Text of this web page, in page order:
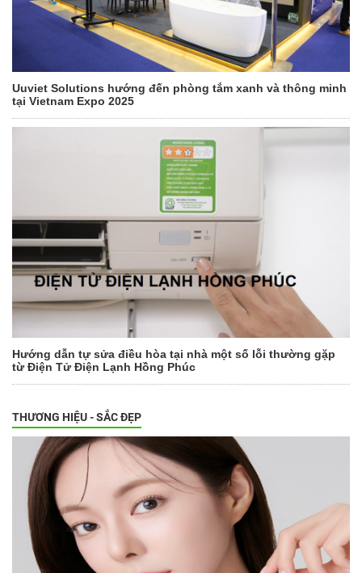
Uuviet Solutions hướng đến phòng tắm xanh và thông minh
tại Vietnam Expo 2025
Hướng dẫn tự sửa điều hòa tại nhà một số lỗi thường gặp
từ Điện Tử Điện Lạnh Hồng Phúc
THƯƠNG HIỆU - SẮC ĐẸP